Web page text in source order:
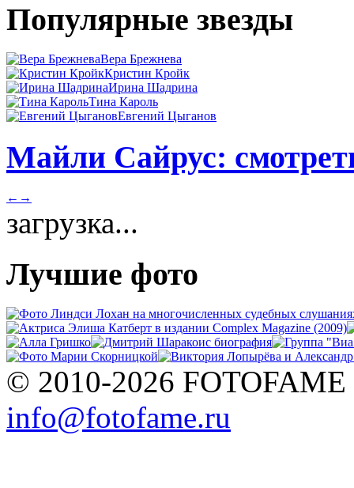
Популярные звезды
Вера Брежнева
Кристин Кройк
Ирина Шадрина
Тина Кароль
Евгений Цыганов
Майли Сайрус:
← →
загрузка...
Лучшие фото
© 2010-2026 FOTOFAME
info@fotofame.ru